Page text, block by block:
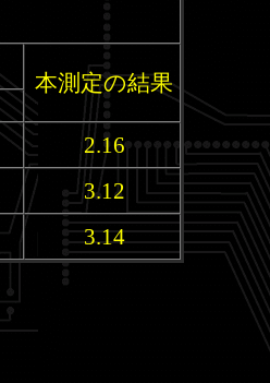
本測定の結果
2.16
3.12
3.14